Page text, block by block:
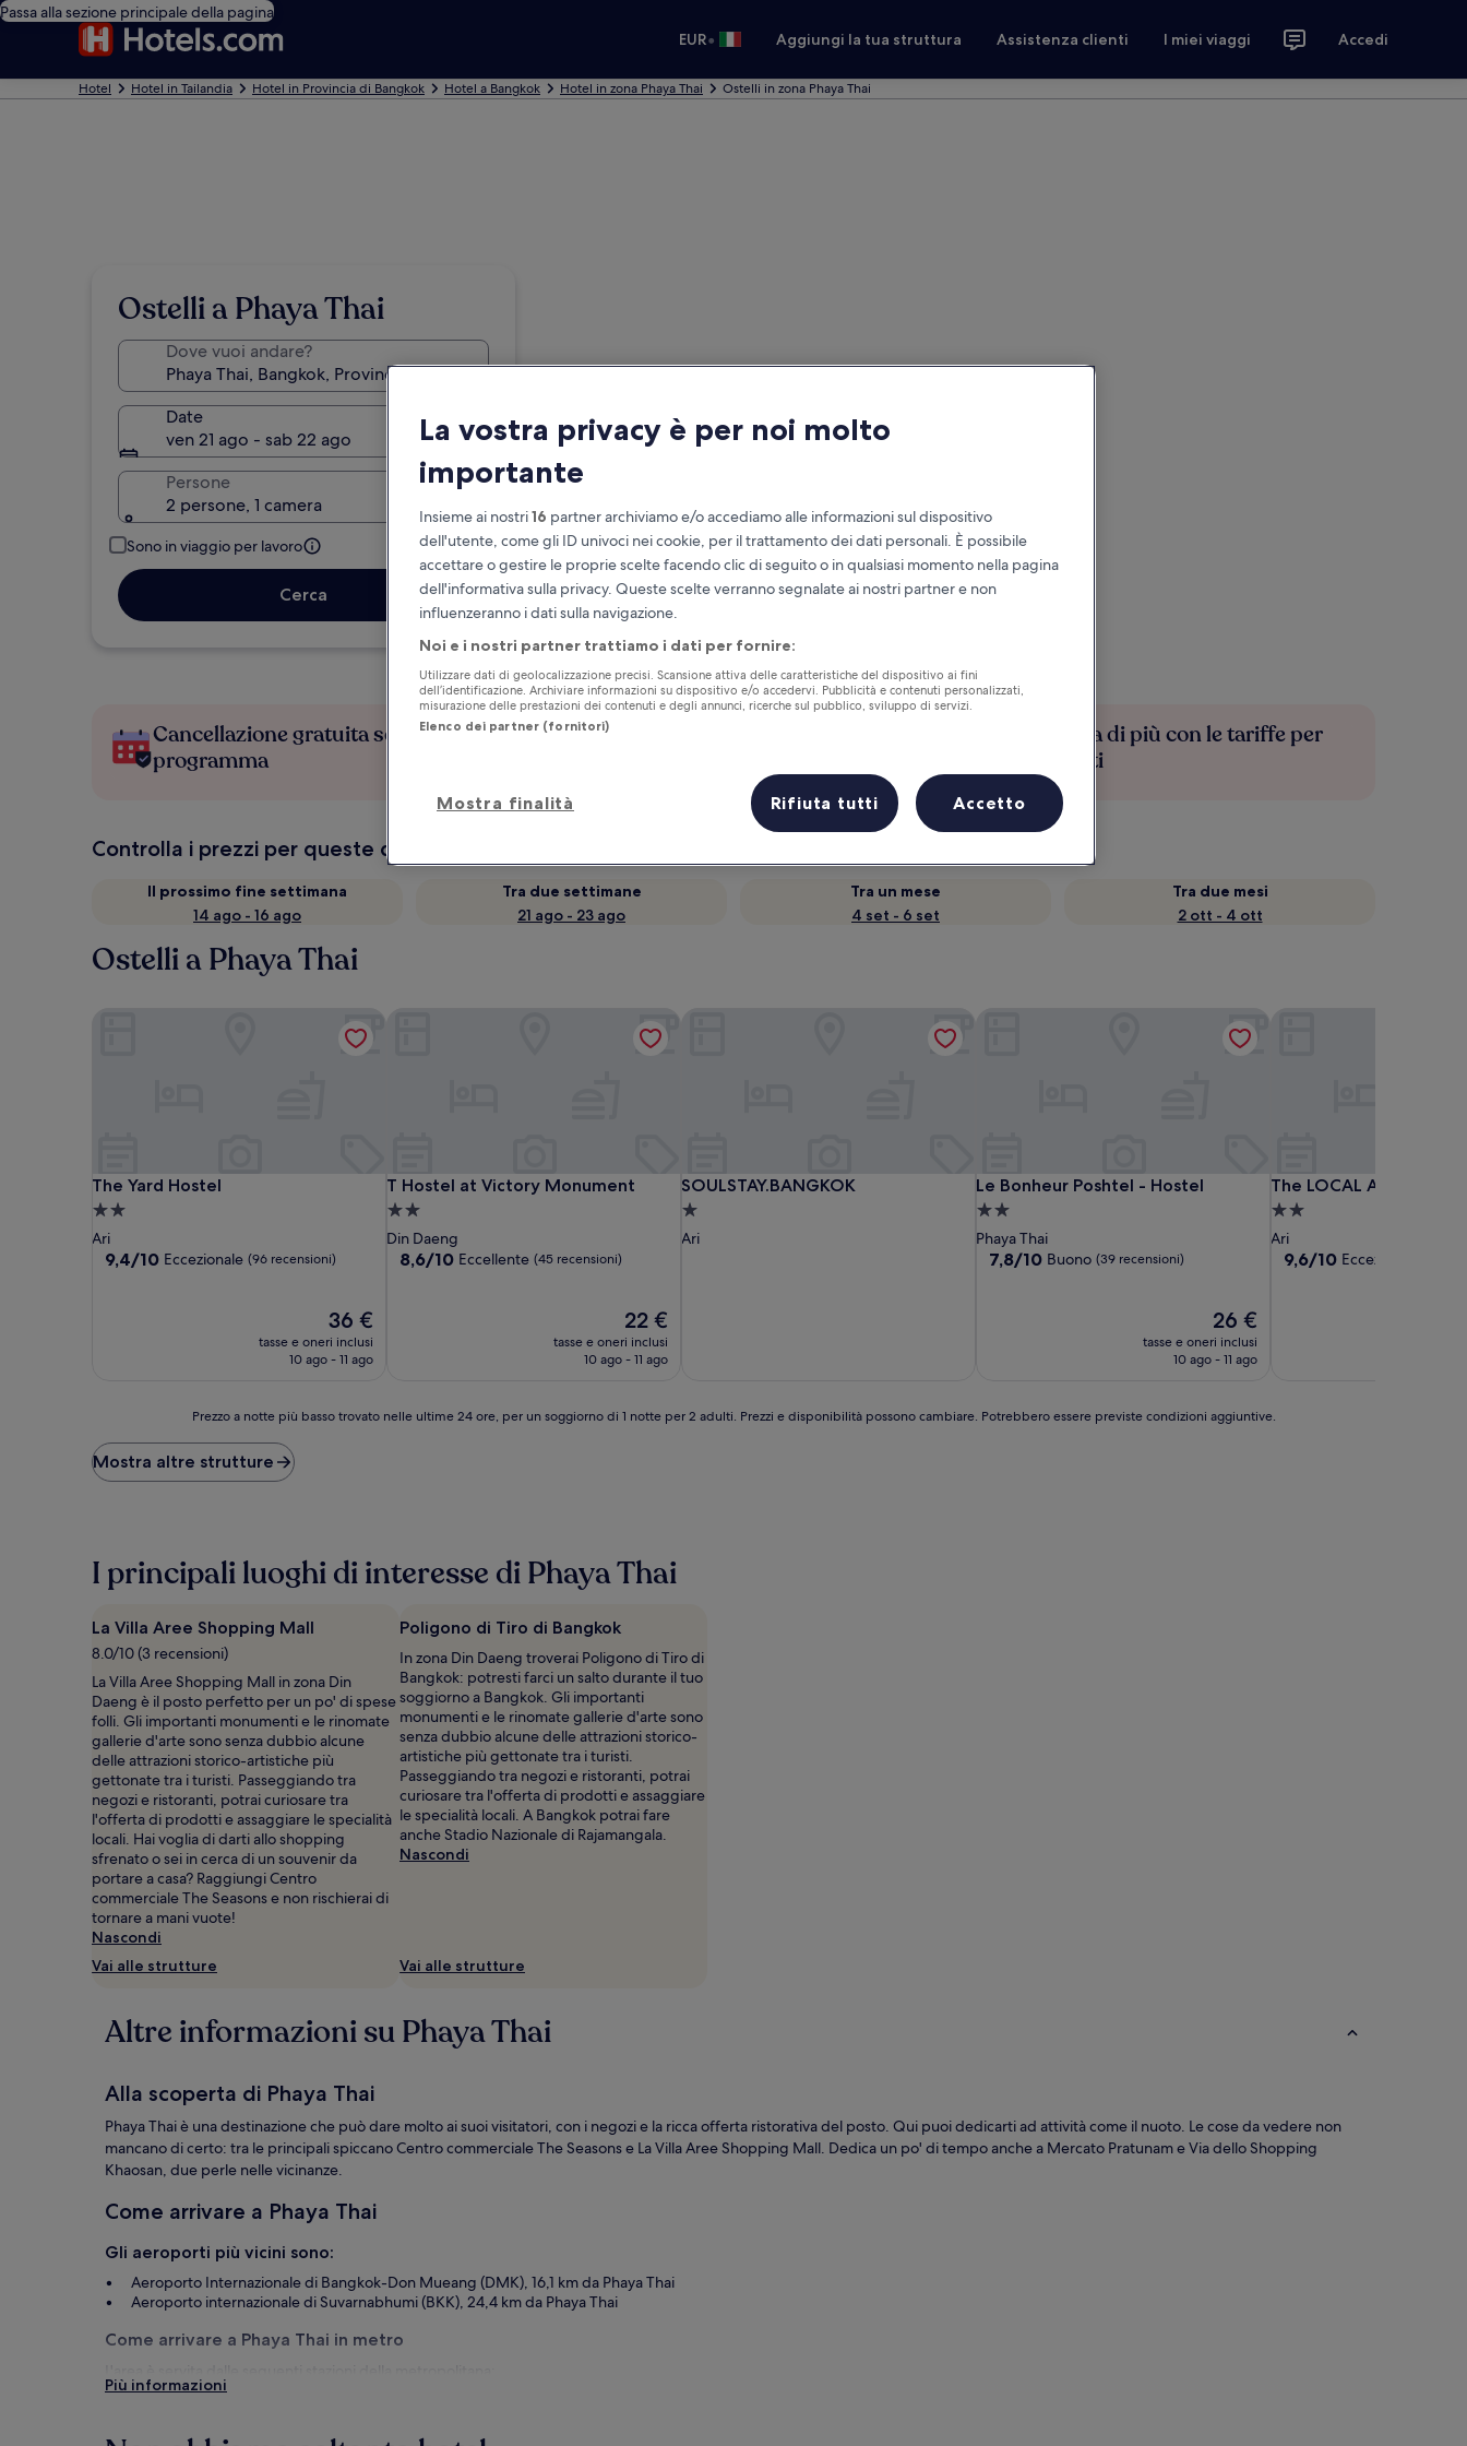
Passa alla sezione principale della pagina
EUR• Aggiungi la tua struttura Assistenza clienti I miei viaggi Accedi
Hotel Hotel in Tailandia Hotel in Provincia di Bangkok Hotel a Bangkok Hotel in zona Phaya Thai Ostelli in zona Phaya Thai
Ostelli a Phaya Thai
Dove vuoi andare?
Date
ven 21 ago - sab 22 ago
Persone
2 persone, 1 camera
Sono in viaggio per lavoro
Cerca
Cancellazione gratuita se cambi
programma
Accumula vantaggi con ogni notte di
Risparmia di più con le tariffe per
soli iscritti
Controlla i prezzi per queste date
Il prossimo fine settimana
14 ago - 16 ago
Tra due settimane
21 ago - 23 ago
Tra un mese
4 set - 6 set
Tra due mesi
2 ott - 4 ott
Ostelli a Phaya Thai
The Yard Hostel
The Yard Hostel
Struttura
a
2.0
Ari
9.4
9,4/10 Eccezionale (96 recensioni)
Il
prezzo
attuale
36 €
tasse e oneri inclusi
10 ago - 11 ago
T Hostel at Victory Monument
T Hostel at Victory Monument
Struttura
a
2.0
Din Daeng
8.6
8,6/10 Eccellente (45 recensioni)
Il
prezzo
attuale
22 €
tasse e oneri inclusi
10 ago - 11 ago
SOULSTAY.BANGKOK
SOULSTAY.BANGKOK
Struttura
a
Ari
Le Bonheur Poshtel - Hostel
Le Bonheur Poshtel - Hostel
Struttura
a
2.0
Phaya Thai
7.8
7,8/10 Buono (39 recensioni)
Il
prezzo
attuale
26 €
tasse e oneri inclusi
10 ago - 11 ago
The LOCAL Ari - Hostel
The LOCAL Ari - Hostel
Struttura
a
2.0
Ari
9.6
9,6/10 Eccezionale
notte
più
ore,
un
soggiorno
di
1
notte
per
2
adulti.
Prezzi
e
disponibilità
possono
cambiare.
Potrebbero
essere
previste
condizioni
aggiuntive.
Prezzo a notte più basso trovato nelle ultime 24 ore, per un soggiorno di 1 notte per 2 adulti. Prezzi e disponibilità possono cambiare. Potrebbero essere previste condizioni aggiuntive.
Mostra altre strutture
I principali luoghi di interesse di Phaya Thai
La Villa Aree Shopping Mall
8.0/10 (3 recensioni)
La Villa Aree Shopping Mall in zona Din
Daeng è il posto perfetto per un po' di spese
folli. Gli importanti monumenti e le rinomate
gallerie d'arte sono senza dubbio alcune
delle attrazioni storico-artistiche più
gettonate tra i turisti. Passeggiando tra
negozi e ristoranti, potrai curiosare tra
l'offerta di prodotti e assaggiare le specialità
locali. Hai voglia di darti allo shopping
sfrenato o sei in cerca di un souvenir da
portare a casa? Raggiungi Centro
commerciale The Seasons e non rischierai di
tornare a mani vuote!
Nascondi
Vai alle strutture
Poligono di Tiro di Bangkok
In zona Din Daeng troverai Poligono di Tiro di
Bangkok: potresti farci un salto durante il tuo
soggiorno a Bangkok. Gli importanti
monumenti e le rinomate gallerie d'arte sono
senza dubbio alcune delle attrazioni storico-
artistiche più gettonate tra i turisti.
Passeggiando tra negozi e ristoranti, potrai
curiosare tra l'offerta di prodotti e assaggiare
le specialità locali. A Bangkok potrai fare
anche Stadio Nazionale di Rajamangala.
Nascondi
Vai alle strutture
Altre informazioni su Phaya Thai
Alla scoperta di Phaya Thai
Phaya Thai è una destinazione che può dare molto ai suoi visitatori, con i negozi e la ricca offerta ristorativa del posto. Qui puoi dedicarti ad attività come il nuoto. Le cose da vedere non
mancano di certo: tra le principali spiccano Centro commerciale The Seasons e La Villa Aree Shopping Mall. Dedica un po' di tempo anche a Mercato Pratunam e Via dello Shopping
Khaosan, due perle nelle vicinanze.
Come arrivare a Phaya Thai
Gli aeroporti più vicini sono:
Aeroporto Internazionale di Bangkok-Don Mueang (DMK), 16,1 km da Phaya Thai
Aeroporto internazionale di Suvarnabhumi (BKK), 24,4 km da Phaya Thai
Come arrivare a Phaya Thai in metro
Stazione metro di Sanam Pao
Più informazioni
La vostra privacy è per noi molto
importante
Insieme ai nostri16 partner archiviamo e/o accediamo alle informazioni sul dispositivo
dell'utente, come gli ID univoci nei cookie, per il trattamento dei dati personali. È possibile
accettare o gestire le proprie scelte facendo clic di seguito o in qualsiasi momento nella pagina
dell'informativa sulla privacy. Queste scelte verranno segnalate ai nostri partner e non
influenzeranno i dati sulla navigazione.
Noi e i nostri partner trattiamo i dati per fornire:
Utilizzare dati di geolocalizzazione precisi. Scansione attiva delle caratteristiche del dispositivo ai fini
dell’identificazione. Archiviare informazioni su dispositivo e/o accedervi. Pubblicità e contenuti personalizzati,
misurazione delle prestazioni dei contenuti e degli annunci, ricerche sul pubblico, sviluppo di servizi.
Elenco dei partner (fornitori)
Mostra finalità Rifiuta tutti Accetto